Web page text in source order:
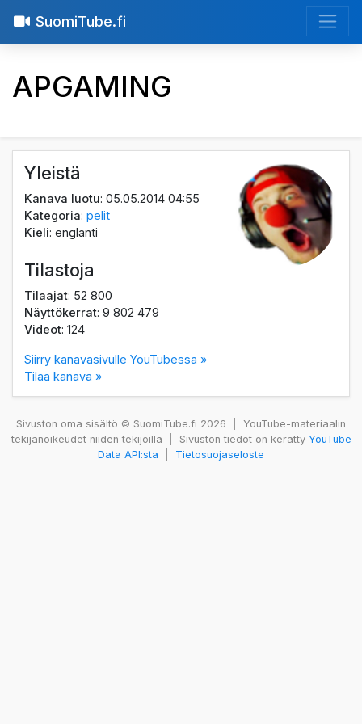
SuomiTube.fi
APGAMING
Yleistä
Kanava luotu: 05.05.2014 04:55
Kategoria:pelit
Kieli: englanti
Tilastoja
Tilaajat: 52 800
Näyttökerrat: 9 802 479
Videot: 124
Siirry kanavasivulle YouTubessa »
Tilaa kanava »
Sivuston oma sisältö © SuomiTube.fi 2026
YouTube-materiaalin
tekijänoikeudet niiden tekijöillä
Sivuston tiedot on kerätty YouTube
Data API:sta
Tietosuojaseloste